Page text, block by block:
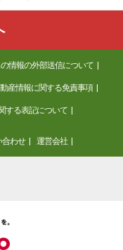
情報の外部送信について
産情報に関する免責事項
する表記について
合わせ 運営会社